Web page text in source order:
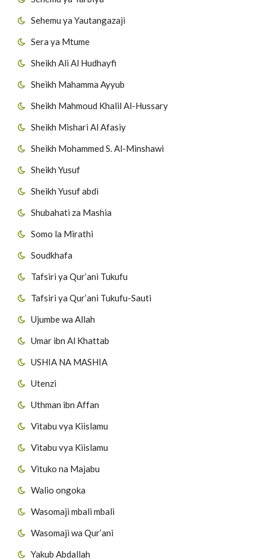
Sehemu ya Yautangazaji
Sera ya Mtume
Sheikh Ali Al Hudhayfi
Sheikh Mahamma Ayyub
Sheikh Mahmoud Khalil Al-Hussary
Sheikh Mishari Al Afasiy
Sheikh Mohammed S. Al-Minshawi
Sheikh Yusuf
Sheikh Yusuf abdi
Shubahati za Mashia
Somo la Mirathi
Soudkhafa
Tafsiri ya Qur’ani Tukufu
Tafsiri ya Qur’ani Tukufu-Sauti
Ujumbe wa Allah
Umar ibn Al Khattab
USHIA NA MASHIA
Utenzi
Uthman ibn Affan
Vitabu vya Kiislamu
Vitabu vya Kiislamu
Vituko na Majabu
Walio ongoka
Wasomaji mbali mbali
Wasomaji wa Qur’ani
Yakub Abdallah